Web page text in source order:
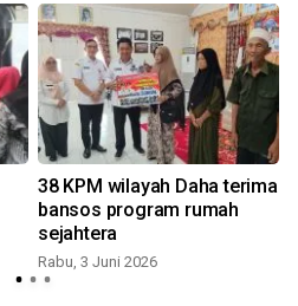
38 KPM wilayah Daha terima
bansos program rumah
sejahtera
Rabu, 3 Juni 2026